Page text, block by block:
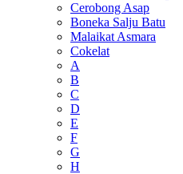
Cerobong Asap
Boneka Salju Batu
Malaikat Asmara
Cokelat
A
B
C
D
E
F
G
H